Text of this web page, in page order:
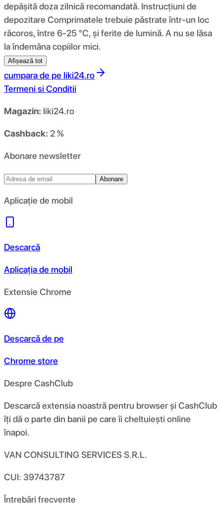
depășită doza zilnică recomandată. Instrucțiuni de
depozitare Comprimatele trebuie păstrate într-un loc
răcoros, între 6-25 °C, și ferite de lumină. A nu se lăsa
la îndemâna copiilor mici.
Afișează tot
cumpara de pe liki24.ro
Termeni si Conditii
Magazin: liki24.ro
Cashback: 2 %
Abonare newsletter
Abonare
Aplicație de mobil
Descarcă
Aplicația de mobil
Extensie Chrome
Descarcă de pe
Chrome store
Despre CashClub
Descarcă extensia noastră pentru browser și CashClub
îți dă o parte din banii pe care îi cheltuiești online
înapoi.
VAN CONSULTING SERVICES S.R.L.
CUI: 39743787
Întrebări frecvente